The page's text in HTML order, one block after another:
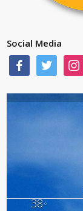
Social Media
38°